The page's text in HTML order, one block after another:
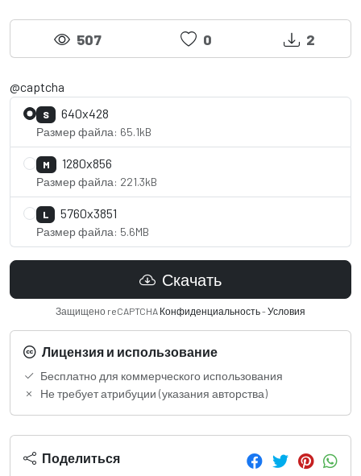
507 0 2
@captcha
S 640x428
Размер файла: 65.1kB
M 1280x856
Размер файла: 221.3kB
L 5760x3851
Размер файла: 5.6MB
Скачать
Защищено reCAPTCHA Конфиденциальность-Условия
Лицензия и использование
Бесплатно для коммерческого использования
Не требует атрибуции (указания авторства)
Поделиться